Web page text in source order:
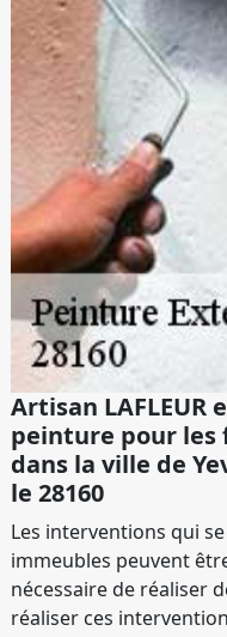
Artisan LAFLEUR
peinture pour les
dans la ville de
le 28160
Les interventions qui
immeubles peuvent
nécessaire de réaliser
réaliser ces